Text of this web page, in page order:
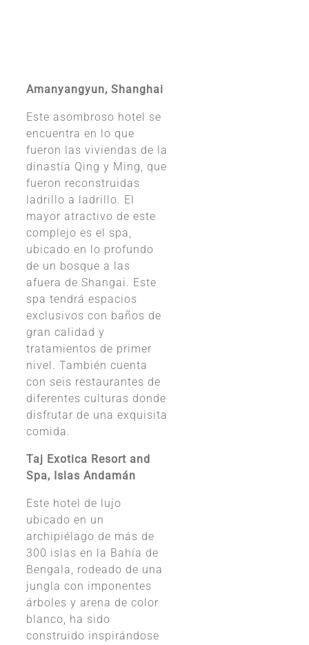
Amanyangyun, Shanghai
Este asombroso hotel se
encuentra en lo que
fueron las viviendas de la
dinastía Qing y Ming, que
fueron reconstruidas
ladrillo a ladrillo. El
mayor atractivo de este
complejo es el spa,
ubicado en lo profundo
de un bosque a las
afuera de Shangai. Este
spa tendrá espacios
exclusivos con baños de
gran calidad y
tratamientos de primer
nivel. También cuenta
con seis restaurantes de
diferentes culturas donde
disfrutar de una exquisita
comida.
Taj Exotica Resort and
Spa, Islas Andamán
Este hotel de lujo
ubicado en un
archipiélago de más de
300 islas en la Bahía de
Bengala, rodeado de una
jungla con imponentes
árboles y arena de color
blanco, ha sido
construido inspirándose